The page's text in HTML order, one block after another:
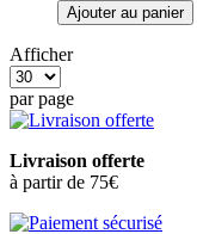
Ajouter au panier
Afficher
par page
Livraison offerte
à partir de 75€